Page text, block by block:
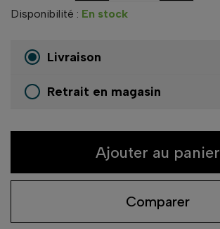
Disponibilité : En stock
Livraison
Retrait en magasin
Ajouter au panier
Comparer